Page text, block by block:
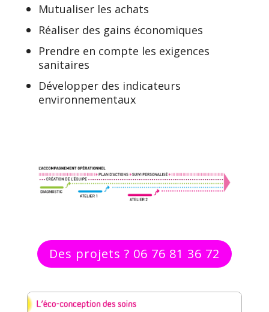
Mutualiser les achats
Réaliser des gains économiques
Prendre en compte les exigences
sanitaires
Développer des indicateurs
environnementaux
Des projets ? 06 76 81 36 72